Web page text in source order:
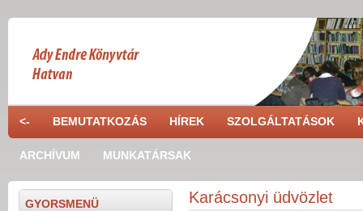
<- BEMUTATKOZÁS HÍREK SZOLGÁLTATÁSOK
ARCHÍVUM MUNKATÁRSAK
Karácsonyi üdvözlet
GYORSMENÜ